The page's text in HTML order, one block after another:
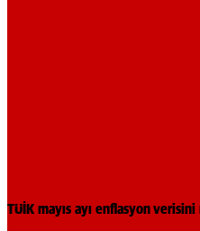
TÜİK mayıs ayı enflasyon verisini